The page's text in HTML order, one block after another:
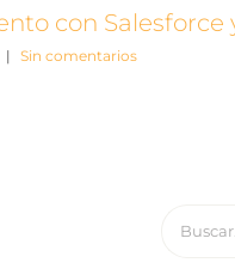
con Salesforce
| Sin comentarios
Buscar: